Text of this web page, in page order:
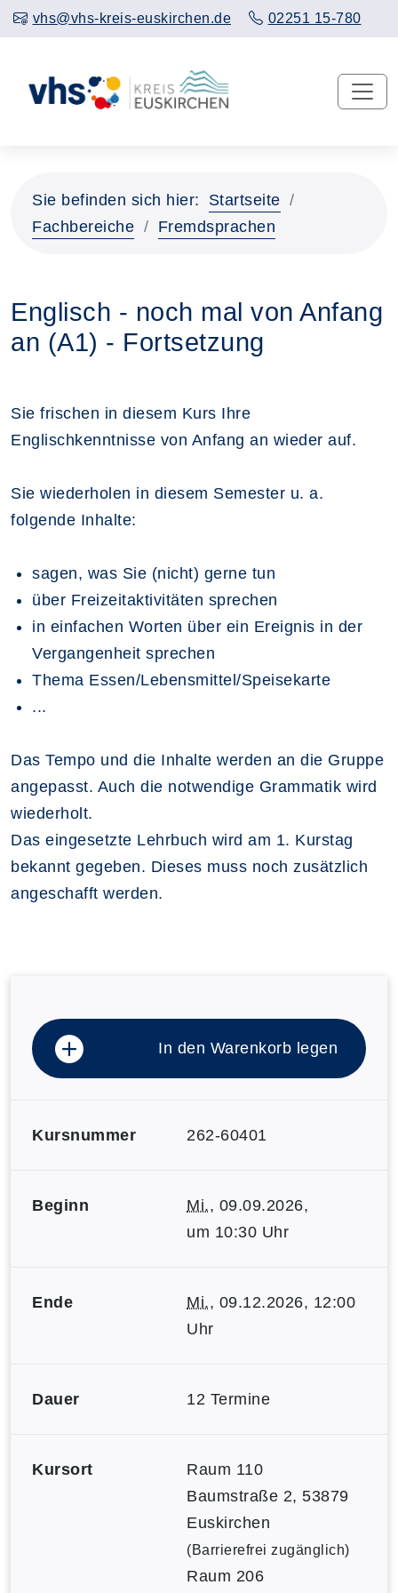
vhs@vhs-kreis-euskirchen.de 02251 15-780
Sie befinden sich hier:
Startseite
Fachbereiche
Fremdsprachen
Englisch - noch mal von Anfang
an (A1) - Fortsetzung
Sie frischen in diesem Kurs Ihre
Englischkenntnisse von Anfang an wieder auf.
Sie wiederholen in diesem Semester u. a.
folgende Inhalte:
sagen, was Sie (nicht) gerne tun
über Freizeitaktivitäten sprechen
in einfachen Worten über ein Ereignis in der
Vergangenheit sprechen
Thema Essen/Lebensmittel/Speisekarte
...
Das Tempo und die Inhalte werden an die Gruppe
angepasst. Auch die notwendige Grammatik wird
wiederholt.
Das eingesetzte Lehrbuch wird am 1. Kurstag
bekannt gegeben. Dieses muss noch zusätzlich
angeschafft werden.
In den Warenkorb legen
Kursnummer 262-60401
Beginn Mi., 09.09.2026,
um 10:30 Uhr
Ende Mi., 09.12.2026, 12:00
Uhr
Dauer 12 Termine
Kursort
Raum 110
Baumstraße 2, 53879
Euskirchen
(Barrierefrei zugänglich)
Raum 206